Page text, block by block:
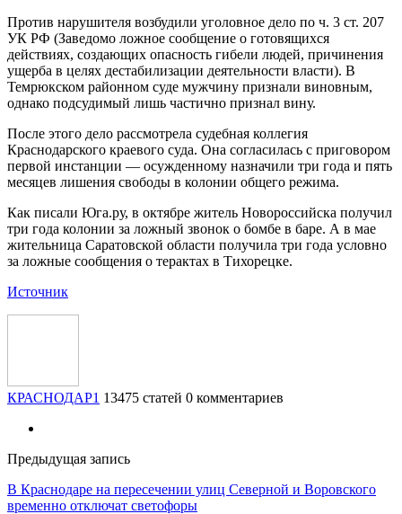
Против нарушителя возбудили уголовное дело по ч. 3 ст. 207
УК РФ (Заведомо ложное сообщение о готовящихся
действиях, создающих опасность гибели людей, причинения
ущерба в целях дестабилизации деятельности власти). В
Темрюкском районном суде мужчину признали виновным,
однако подсудимый лишь частично признал вину.
После этого дело рассмотрела судебная коллегия
Краснодарского краевого суда. Она согласилась с приговором
первой инстанции — осужденному назначили три года и пять
месяцев лишения свободы в колонии общего режима.
Как писали Юга.ру, в октябре житель Новороссийска получил
три года колонии за ложный звонок о бомбе в баре. А в мае
жительница Саратовской области получила три года условно
за ложные сообщения о терактах в Тихорецке.
Источник
КРАСНОДАР1 13475 статей 0 комментариев
Предыдущая запись
В Краснодаре на пересечении улиц Северной и Воровского
временно отключат светофоры